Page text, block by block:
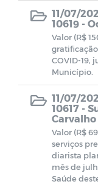
11/07/
10619 -
Valor (R$
COVID-19,
Município.
11/07/
10617 -
Carvalho
Valor (R$
serviços
diarista
mês de
Saúde